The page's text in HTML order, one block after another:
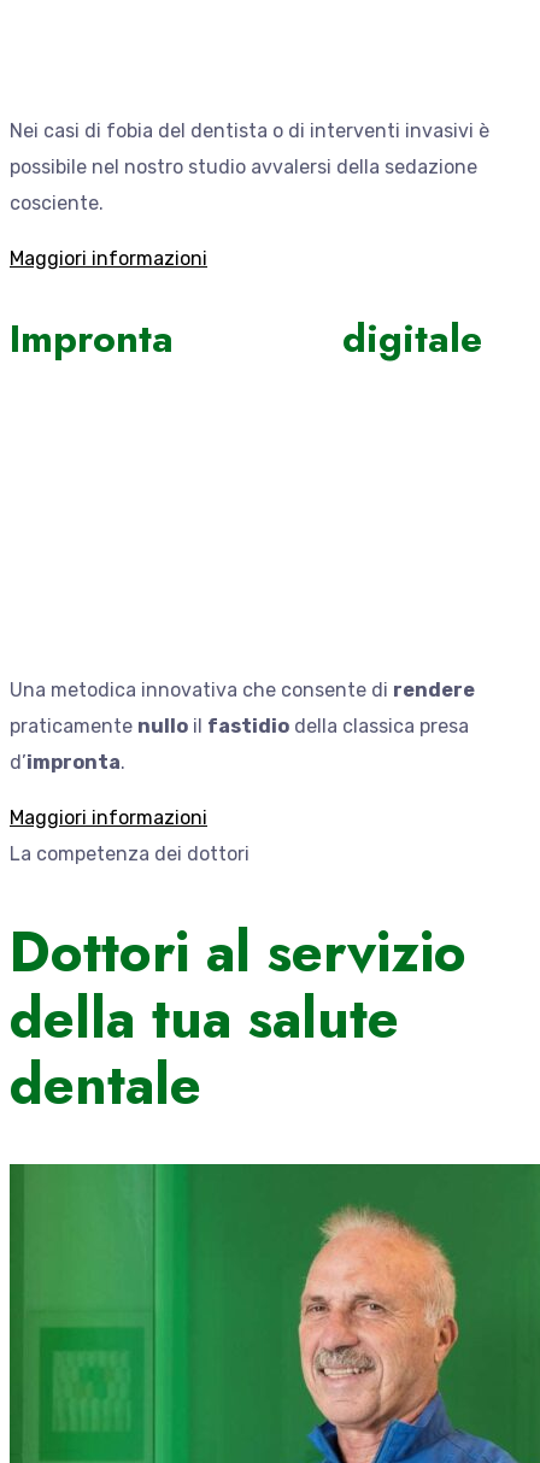
Nei casi di fobia del dentista o di interventi invasivi è
possibile nel nostro studio avvalersi della sedazione
cosciente.
Maggiori informazioni
Impronta digitale
Una metodica innovativa che consente di rendere
praticamente nullo il fastidio della classica presa
d’impronta.
Maggiori informazioni
La competenza dei dottori
Dottori al servizio
della tua salute
dentale